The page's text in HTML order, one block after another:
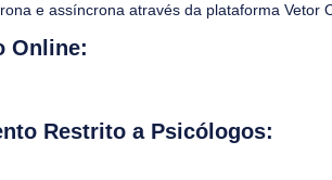
e assíncrona através da plataforma Vetor
Online:
Restrito a Psicólogos: